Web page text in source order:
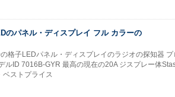
のパネル・ディスプレイ フル カラーの
格子LEDパネル・ディスプレイのラジオの探知器
ルID 7016B-GYR 最高の現在の20A ジスプレー体
ベストプライス